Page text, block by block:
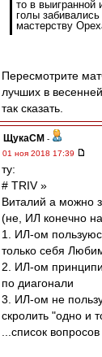
то в выигранной
голы
мастерству
Пересмотрите
лучших в
так сказать.
ЩукаСМ -
01 ноя 2018 17:39
ту:
# TRIV »
Виталий а можно
(не, ИЛ конечно
1. ИЛ-ом
только себя
2. ИЛ-ом
по диагонали
3. ИЛ-ом не
скролить "одно и
...список